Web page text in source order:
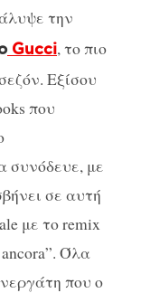
την
Gucci, το πιο
Εξίσου
που
συνόδευε, με
σε αυτή
με το remix
Όλα
που ο